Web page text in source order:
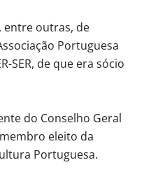
entre outras, de
Portuguesa
SER, de que era sócio
do Conselho Geral
eleito da
Portuguesa.